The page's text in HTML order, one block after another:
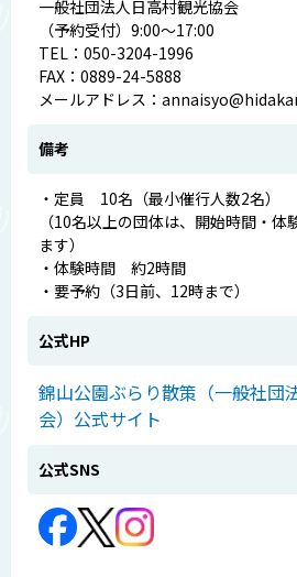
一般社団法人日高村観光協会
（予約受付）9:00～17:00
TEL：050-3204-1996
FAX：0889-24-5888
メールアドレス：
備考
・定員 10名（最小催行人数2名）
（10名以上の団体は、開始時間・体
ます）
・体験時間 約2時間
・要予約（3日前、12時まで）
公式HP
錦山公園ぶらり散策（一般社団
会）公式サイト
公式SNS